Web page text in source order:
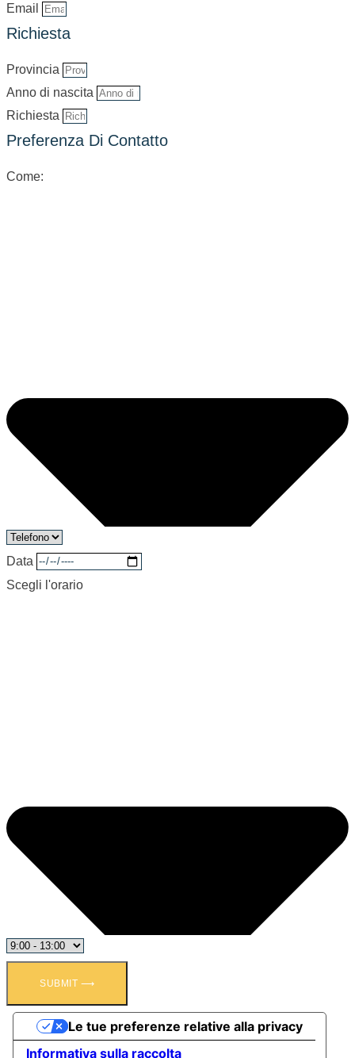
Email
Richiesta
Provincia
Anno di nascita
Richiesta
Preferenza Di Contatto
Come:
Data
Scegli l'orario
SUBMIT ⟶
Informativa sulla raccolta
Le tue preferenze relative alla privacy